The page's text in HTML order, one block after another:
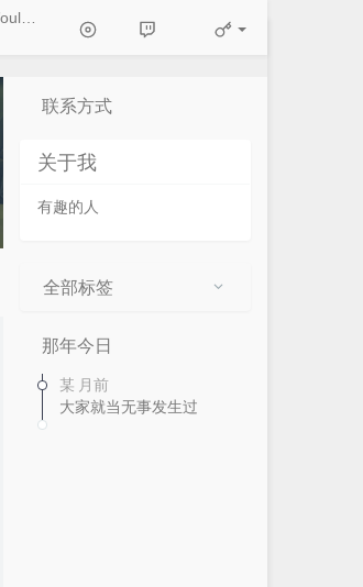
- Kitti Kuremanee
Kitti Kuremanee
Kitti Kuremanee
刘昊霖
厘小白
叶蒨文
联系方式
关于我
有趣的人
全部标签
那年今日
某 月前
大家就当无事发生过